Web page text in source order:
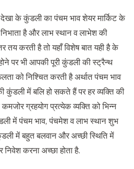
के कुंडली का पंचम भाव शेयर मार्किट के
है और लाभ स्थान व लाभेश की
तय करती है तो यहाँ विशेष बात यही है के
पर भी आपकी पूरी कुंडली की स्ट्रैन्थ
को निश्चित करती है अर्थात पंचम भाव
कुंडली में बलि हो सकते हैं पर हर व्यक्ति की
ग्रहयोग प्रत्येक व्यक्ति को भिन्न
में पंचम भाव, पंचमेश व लाभ स्थान शुभ
में बहुत बलवान और अच्छी स्थिति में
करना अच्छा होता है.